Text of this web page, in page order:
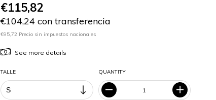
€115,82
€104,24 con transferencia
€95,72 Precio sin impuestos nacionales
See more details
TALLE QUANTITY